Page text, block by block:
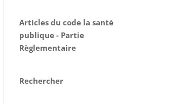
Articles du code la santé
publique - Partie
Règlementaire
Rechercher